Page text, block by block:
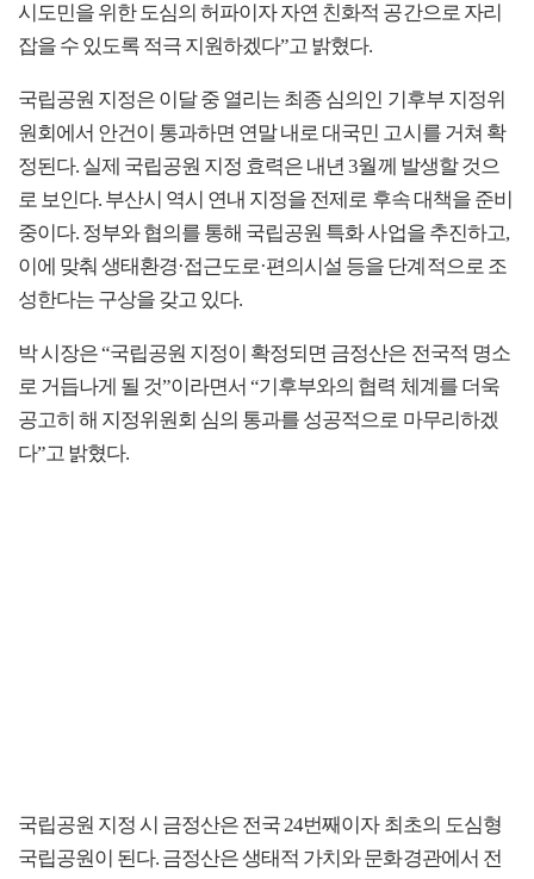
시도민을 위한 도심의 허파이자 자연 친화적 공간으로 자리
잡을 수 있도록 적극 지원하겠다”고 밝혔다.
국립공원 지정은 이달 중 열리는 최종 심의인 기후부 지정위
원회에서 안건이 통과하면 연말 내로 대국민 고시를 거쳐 확
정된다. 실제 국립공원 지정 효력은 내년 3월께 발생할 것으
로 보인다. 부산시 역시 연내 지정을 전제로 후속 대책을 준비
중이다. 정부와 협의를 통해 국립공원 특화 사업을 추진하고,
이에 맞춰 생태환경·접근도로·편의시설 등을 단계적으로 조
성한다는 구상을 갖고 있다.
박 시장은 “국립공원 지정이 확정되면 금정산은 전국적 명소
로 거듭나게 될 것”이라면서 “기후부와의 협력 체계를 더욱
공고히 해 지정위원회 심의 통과를 성공적으로 마무리하겠
다”고 밝혔다.
국립공원 지정 시 금정산은 전국 24번째이자 최초의 도심형
국립공원이 된다. 금정산은 생태적 가치와 문화경관에서 전